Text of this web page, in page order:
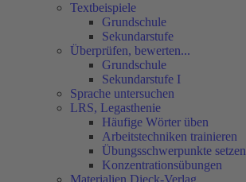
Textbeispiele
Grundschule
Sekundarstufe
Überprüfen, bewerten...
Grundschule
Sekundarstufe I
Sprache untersuchen
LRS, Legasthenie
Häufige Wörter üben
Arbeitstechniken trainieren
Übungsschwerpunkte setzen
Konzentrationsübungen
Materialien Dieck-Verlag